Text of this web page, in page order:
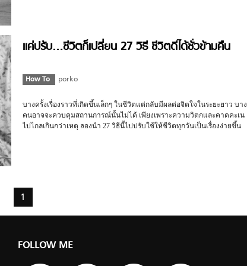
แค่ปรับ…ชีวิตก็เปลี่ยน 27 วิธี ชีวิตดีได้ชั่วข้ามคืน
How To porko
บางครั้งเรื่องราวที่เกิดขึ้นเล็กๆ ในชีวิตแต่กลับมีผลต่อจิตใจในระยะยาว บาง
คนอาจจะควบคุมสถานการณ์นั้นไม่ได้ เพียงเพราะความวิตกและคาดคะเน
ไปไกลเกินกว่าเหตุ ลองนำ 27 วิธีนี้ไปปรับใช้ให้ชีวิตทุกวันเป็นเรื่องง่ายขึ้น
1
FOLLOW ME